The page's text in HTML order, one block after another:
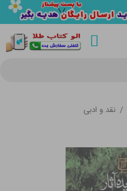
/ نقد و ادبی